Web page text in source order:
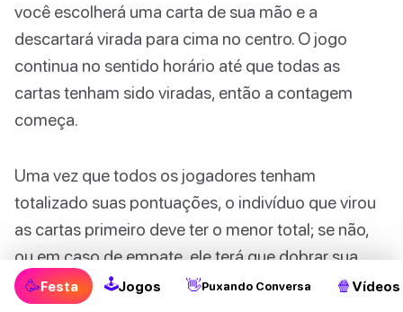
você escolherá uma carta de sua mão e a
descartará virada para cima no centro. O jogo
continua no sentido horário até que todas as
cartas tenham sido viradas, então a contagem
começa.
Uma vez que todos os jogadores tenham
totalizado suas pontuações, o indivíduo que virou
as cartas primeiro deve ter o menor total; se não,
ou em caso de empate, ele terá que dobrar sua
pontuação. Se um jogador atingir uma pontuação
🥳Festa 🕹Jogos 👋Puxando Conversa 🍿 Vídeos